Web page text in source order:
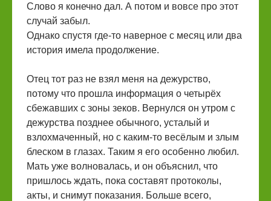
Слово я конечно дал. А потом и вовсе про этот
случай забыл.
Однако спустя где-то наверное с месяц или два
история имела продолжение.
Отец тот раз не взял меня на дежурство,
потому что прошла информация о четырёх
сбежавших с зоны зеков. Вернулся он утром с
дежурства позднее обычного, усталый и
взлохмаченный, но с каким-то весёлым и злым
блеском в глазах. Таким я его особенно любил.
Мать уже волновалась, и он объяснил, что
пришлось ждать, пока составят протоколы,
акты, и снимут показания. Больше всего,